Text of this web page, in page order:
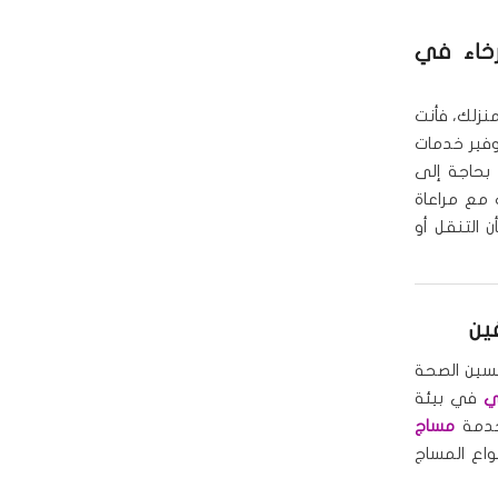
في
فأنت
خدمات
إلى
مع مراعاة
التنقل أو
الصحة
في بيئة
مساج
المساج